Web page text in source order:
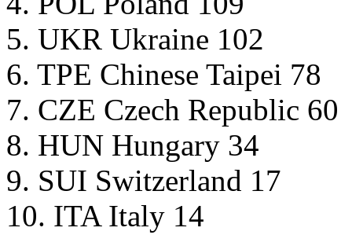
5. UKR Ukraine 102
6. TPE Chinese Taipei 78
7. CZE Czech Republic 60
8. HUN Hungary 34
9. SUI Switzerland 17
10. ITA Italy 14